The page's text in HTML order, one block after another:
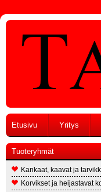
Etusivu Yritys
Tuoteryhmät
Kankaat, kaavat ja
Korvikset ja heijastavat